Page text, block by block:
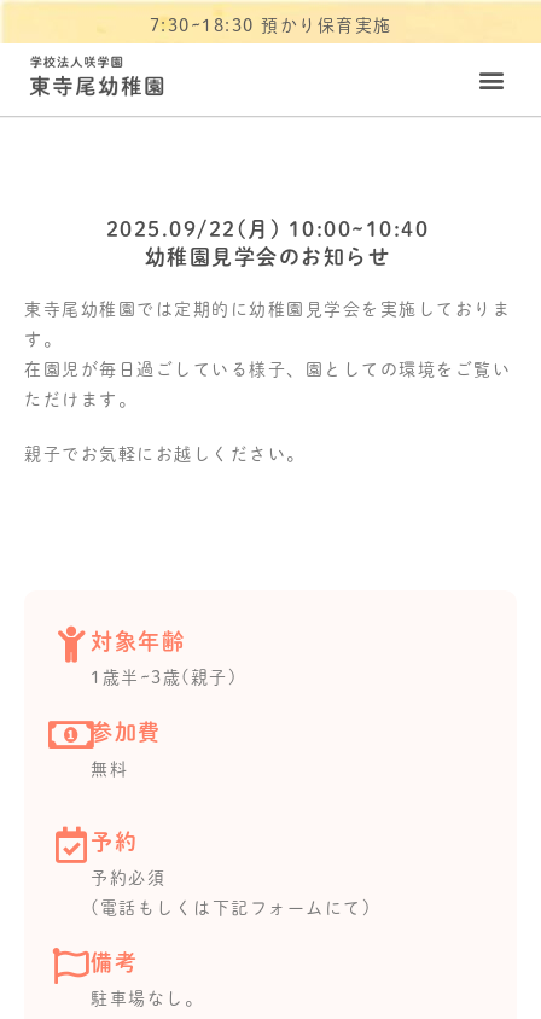
7:30~18:30 預かり保育実施
2025.09/22(月) 10:00~10:40
幼稚園見学会のお知らせ
東寺尾幼稚園では定期的に幼稚園見学会を実施しておりま
す。
在園児が毎日過ごしている様子、園としての環境をご覧い
ただけます。
親子でお気軽にお越しください。
対象年齢
1歳半~3歳(親子)
参加費
無料
予約
予約必須
(電話もしくは下記フォームにて)
備考
駐車場なし。